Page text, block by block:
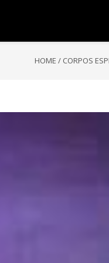
HOME / CORPOS